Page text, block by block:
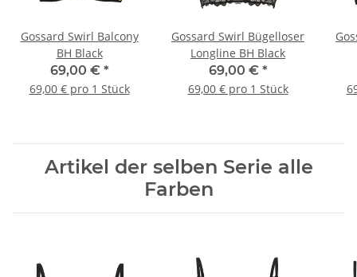
Gossard Swirl Balcony
BH Black
69,00 € *
69,00 € pro 1 Stück
Gossard Swirl Bügelloser
Longline BH Black
69,00 € *
69,00 € pro 1 Stück
Artikel der selben Serie alle
Farben